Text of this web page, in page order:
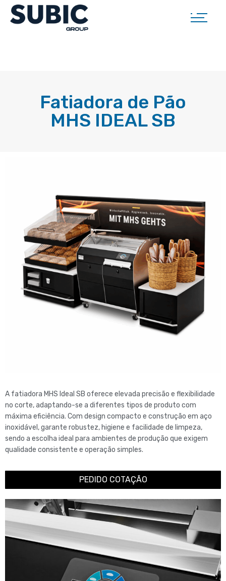
Fatiadora de Pão
MHS IDEAL SB
A fatiadora MHS Ideal SB oferece elevada precisão e flexibilidade
no corte, adaptando-se a diferentes tipos de produto com
máxima eficiência. Com design compacto e construção em aço
inoxidável, garante robustez, higiene e facilidade de limpeza,
sendo a escolha ideal para ambientes de produção que exigem
qualidade consistente e operação simples.
PEDIDO COTAÇÃO